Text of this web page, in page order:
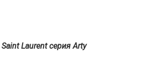
Saint Laurent серия Arty